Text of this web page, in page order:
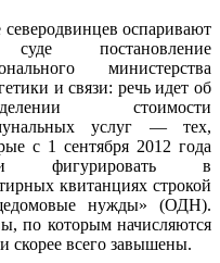
северодвинцев оспаривают
постановление
министерства
и связи: речь идет об
стоимости
услуг — тех,
с 1 сентября 2012 года
фигурировать в
квитанциях строкой
нужды» (ОДН).
по которым начисляются
скорее всего завышены.